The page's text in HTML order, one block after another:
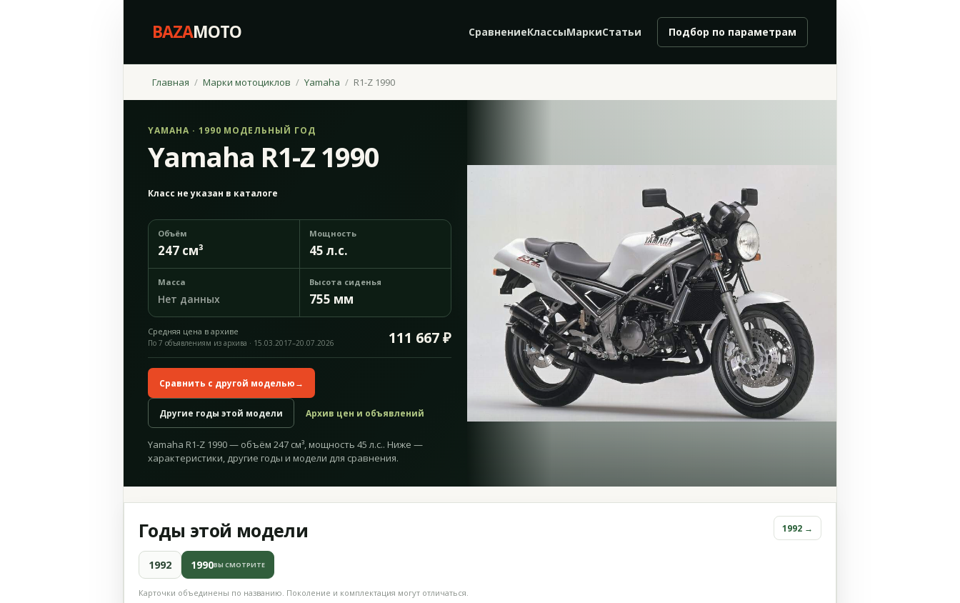
BAZAMOTO СравнениеКлассыМаркиСтатьи Подбор по параметрам
Главная Марки мотоциклов Yamaha R1-Z 1990
YAMAHA · 1990 МОДЕЛЬНЫЙ ГОД
Yamaha R1-Z 1990
Класс не указан в каталоге
Объём
247 см³
Мощность
45 л.с.
Масса
Нет данных
Высота сиденья
755 мм
Средняя цена в архиве 111 667 ₽
По 7 объявлениям из архива · 15.03.2017–20.07.2026
Сравнить с другой моделью→
Другие годы этой модели Архив цен и объявлений
Yamaha R1-Z 1990 — объём 247 см³, мощность 45 л.с.. Ниже —
характеристики, другие годы и модели для сравнения.
Годы этой модели 1992 →
1992 1990ВЫ СМОТРИТЕ
Карточки объединены по названию. Поколение и комплектация могут отличаться.